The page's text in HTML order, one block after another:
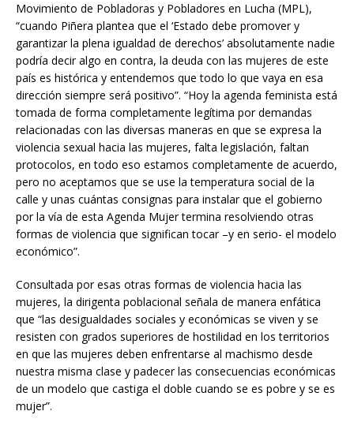
Movimiento de Pobladoras y Pobladores en Lucha (MPL),
“cuando Piñera plantea que el ‘Estado debe promover y
garantizar la plena igualdad de derechos’ absolutamente nadie
podría decir algo en contra, la deuda con las mujeres de este
país es histórica y entendemos que todo lo que vaya en esa
dirección siempre será positivo”. “Hoy la agenda feminista está
tomada de forma completamente legítima por demandas
relacionadas con las diversas maneras en que se expresa la
violencia sexual hacia las mujeres, falta legislación, faltan
protocolos, en todo eso estamos completamente de acuerdo,
pero no aceptamos que se use la temperatura social de la
calle y unas cuántas consignas para instalar que el gobierno
por la vía de esta Agenda Mujer termina resolviendo otras
formas de violencia que significan tocar –y en serio- el modelo
económico”.
Consultada por esas otras formas de violencia hacia las
mujeres, la dirigenta poblacional señala de manera enfática
que “las desigualdades sociales y económicas se viven y se
resisten con grados superiores de hostilidad en los territorios
en que las mujeres deben enfrentarse al machismo desde
nuestra misma clase y padecer las consecuencias económicas
de un modelo que castiga el doble cuando se es pobre y se es
mujer”.